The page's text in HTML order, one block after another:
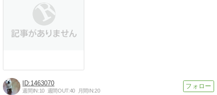
1463070
週間IN:10 週間OUT:40 月間IN:20